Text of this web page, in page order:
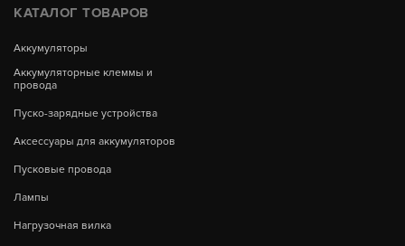
КАТАЛОГ ТОВАРОВ
Аккумуляторы
Аккумуляторные клеммы и
провода
Пуско-зарядные устройства
Аксессуары для аккумуляторов
Пусковые провода
Лампы
Нагрузочная вилка